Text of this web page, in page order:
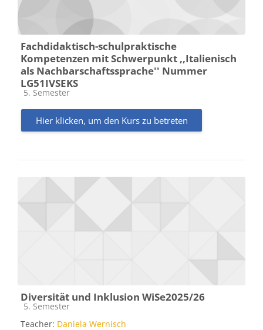
Fachdidaktisch-schulpraktische
Kompetenzen mit Schwerpunkt ,,Italienisch
als Nachbarschaftssprache'' Nummer
LG51IVSEKS
Kursbereich
5. Semester
Hier klicken, um den Kurs zu betreten
Diversität und Inklusion WiSe2025/26
Kursbereich
5. Semester
Teacher: Daniela Wernisch